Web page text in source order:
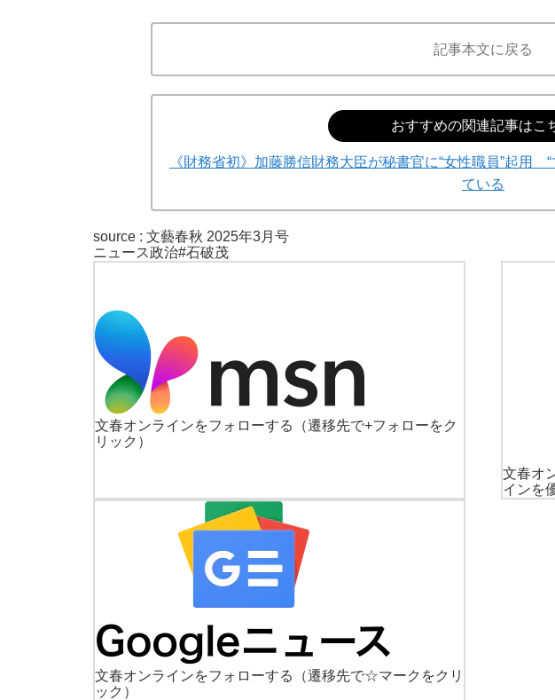
記事本文に戻る
おすすめの関連記事はこ
《財務省初》加藤勝信財務大臣が秘書官に“女性職員”起用
ている
source : 文藝春秋 2025年3月号
ニュース政治#石破茂
文春オンラインをフォローする
（遷移先で+フォローをク
リック）
文春オ
インを
文春オンラインをフォローする
（遷移先で☆マークをクリ
ック）